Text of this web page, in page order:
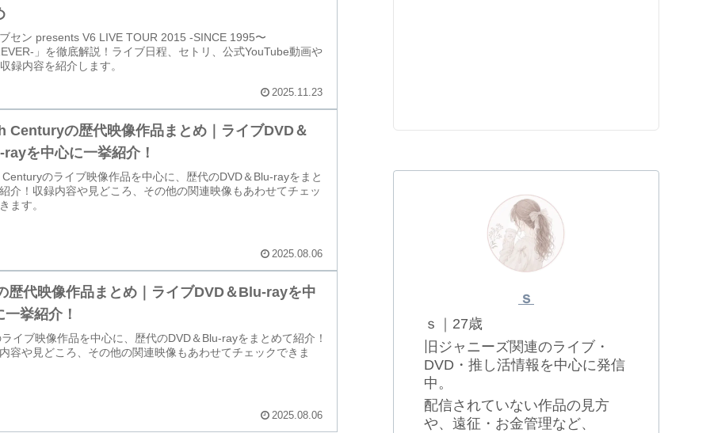
セン presents V6 LIVE TOUR 2015 -SINCE 1995〜
」を徹底解説！ライブ日程、セトリ、公式YouTube動画や
録内容を紹介します。
2025.11.23
Centuryの歴代映像作品まとめ｜ライブDVD＆
を中心に一挙紹介！
のライブ映像作品を中心に、歴代のDVD＆Blu-rayをまと
介！収録内容や見どころ、その他の関連映像もあわせてチェッ
ます。
2025.08.06
歴代映像作品まとめ｜ライブDVD＆Blu-rayを中
一挙紹介！
イブ映像作品を中心に、歴代のDVD＆Blu-rayをまとめて紹介！
容や見どころ、その他の関連映像もあわせてチェックできま
2025.08.06
ｓ
ｓ｜27歳
旧ジャニーズ関連のライブ・
DVD・推し活情報を中心に発信
中。
配信されていない作品の見方
や、遠征・お金管理など、